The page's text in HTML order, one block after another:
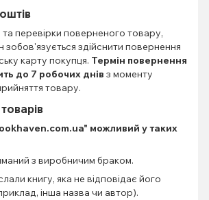
та перевірки поверненого товару,
зобов'язується здійснити повернення
карту покупця. Термін повернення
до 7 робочих днів з моменту
товару.
можливий у таких
з виробничим браком.
книгу, яка не відповідає його
інша назва чи автор).